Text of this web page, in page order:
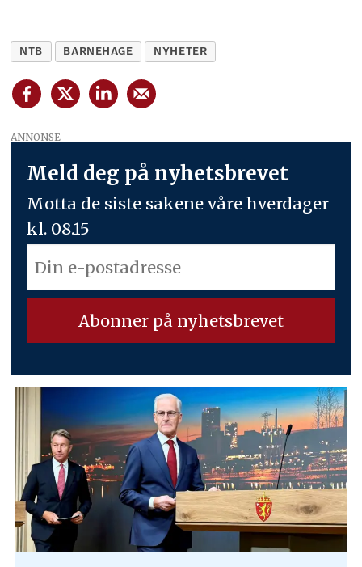
NTB BARNEHAGE NYHETER
ANNONSE
Meld deg på nyhetsbrevet
Motta de siste sakene våre hverdager
kl. 08.15